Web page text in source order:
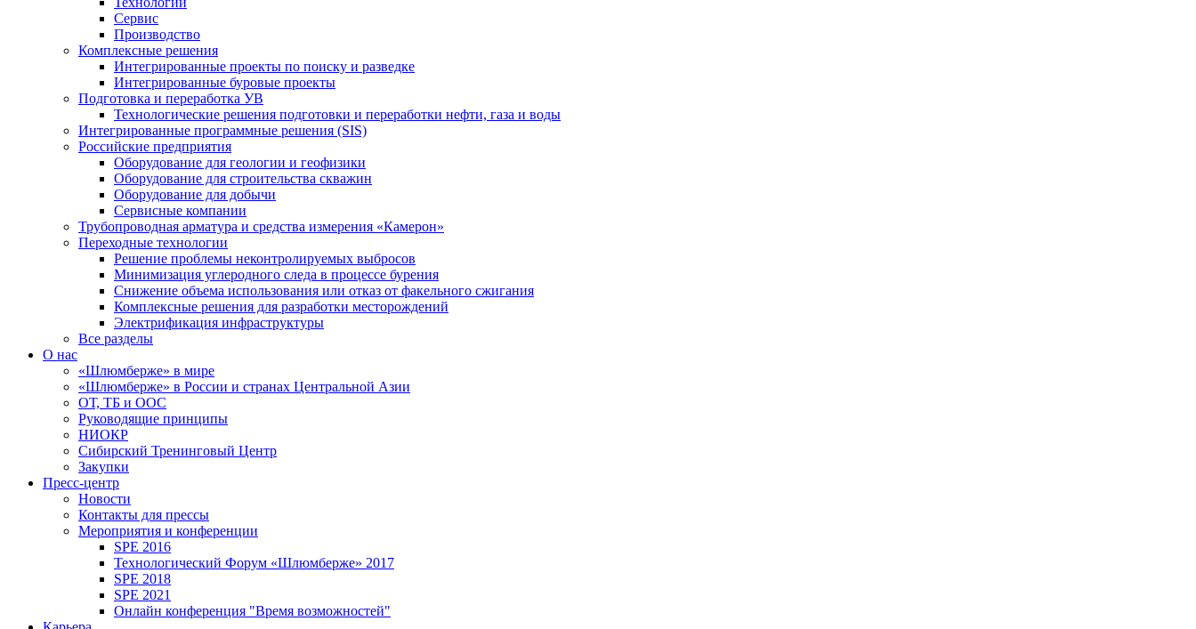
Сервис
Производство
Комплексные решения
Интегрированные проекты по поиску и разведке
Интегрированные буровые проекты
Подготовка и переработка УВ
Технологические решения подготовки и переработки нефти, газа и воды
Интегрированные программные решения (SIS)
Российские предприятия
Оборудование для геологии и геофизики
Оборудование для строительства скважин
Оборудование для добычи
Сервисные компании
Трубопроводная арматура и средства измерения «Камерон»
Переходные технологии
Решение проблемы неконтролируемых выбросов
Минимизация углеродного следа в процессе бурения
Снижение объема использования или отказ от факельного сжигания
Комплексные решения для разработки месторождений
Электрификация инфраструктуры
Все разделы
О нас
«Шлюмберже» в мире
«Шлюмберже» в России и странах Центральной Азии
ОТ, ТБ и ООС
Руководящие принципы
НИОКР
Сибирский Тренинговый Центр
Закупки
Пресс-центр
Новости
Контакты для прессы
Мероприятия и конференции
SPE 2016
Технологический Форум «Шлюмберже» 2017
SPE 2018
SPE 2021
Онлайн конференция "Время возможностей"